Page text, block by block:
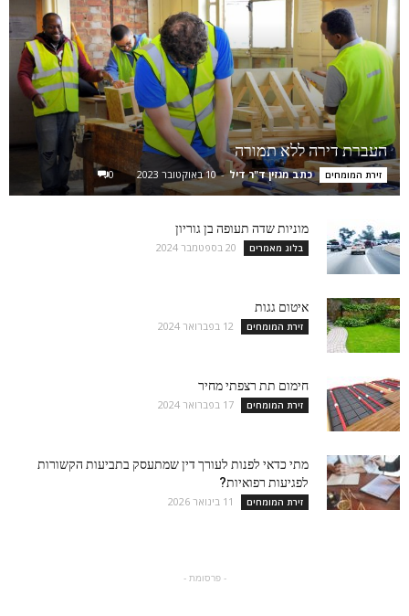
העברת דירה ללא תמורה
זירת המומחים כתב מגזין ד"ר דיל - 10 באוקטובר 2023 0
מוניות שדה תעופה בן גוריון
בלוג מאמרים 20 בספטמבר 2024
איטום גגות
זירת המומחים 12 בפברואר 2024
חימום תת רצפתי מחיר
זירת המומחים 17 בפברואר 2024
מתי כדאי לפנות לעורך דין שמתעסק בתביעות הקשורות
לפגיעות רפואיות?
זירת המומחים 11 בינואר 2026
- פרסומת -